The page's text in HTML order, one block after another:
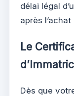
délai légal
après l’achat
Le
Dès que